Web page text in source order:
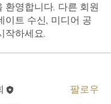
환영합니다. 다른 회원
이트 수신, 미디어 공
작하세요.
팔로우